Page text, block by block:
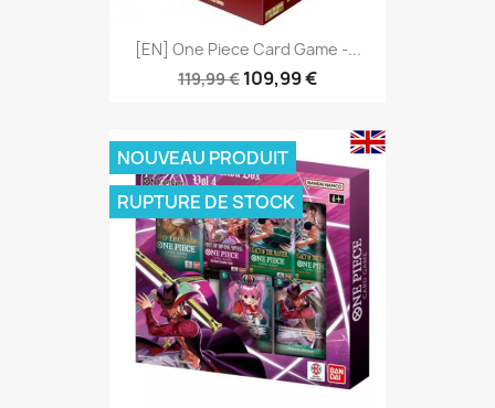
[EN] One Piece Card Game -...
119,99 € 109,99 €
NOUVEAU PRODUIT
RUPTURE DE STOCK